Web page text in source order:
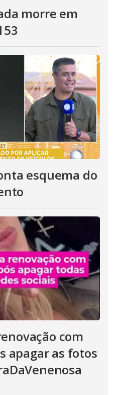
morre em
esquema do
com
apagar as fotos